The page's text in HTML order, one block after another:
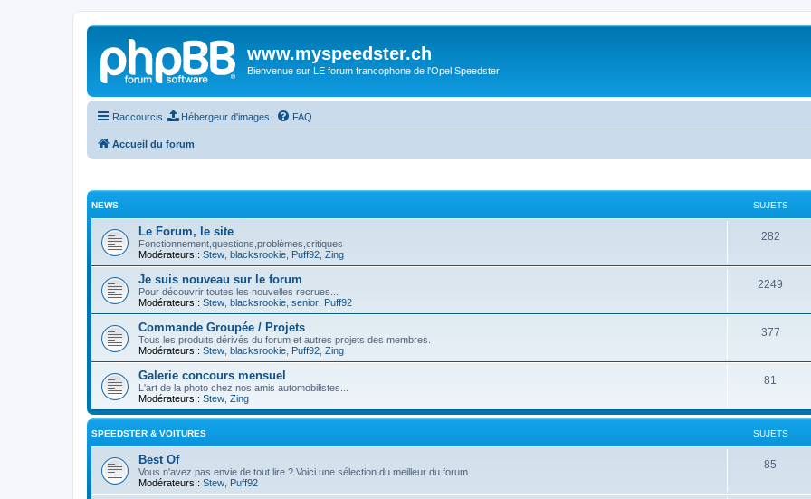
www.myspeedster.ch
Bienvenue sur LE forum francophone de l'Opel Speedster
Raccourcis Hébergeur d'images FAQ
Accueil du forum
NEWS SUJETS
Le Forum, le site
Fonctionnement,questions,problèmes,critiques
Modérateurs : Stew blacksrookie Puff92 Zing
282
Je suis nouveau sur le forum
Pour découvrir toutes les nouvelles recrues...
Modérateurs : Stew blacksrookie senior Puff92
2249
Commande Groupée / Projets
Tous les produits dérivés du forum et autres projets des membres.
Modérateurs : Stew blacksrookie Puff92 Zing
377
Galerie concours mensuel
L'art de la photo chez nos amis automobilistes...
Modérateurs : Stew Zing
81
SPEEDSTER & VOITURES SUJETS
Best Of
Vous n'avez pas envie de tout lire ? Voici une sélection du meilleur du forum
Modérateurs : Stew Puff92
85